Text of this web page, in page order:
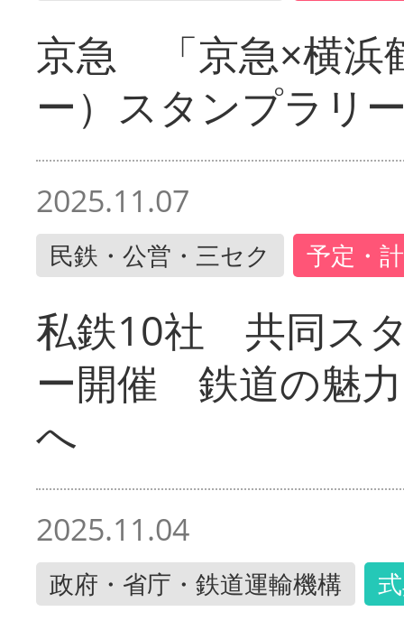
京急 「京急×横浜
ー）スタンプラリ
2025.11.07
民鉄・公営・三セク 予定・
私鉄10社 共同ス
ー開催 鉄道の魅
へ
2025.11.04
政府・省庁・鉄道運輸機構